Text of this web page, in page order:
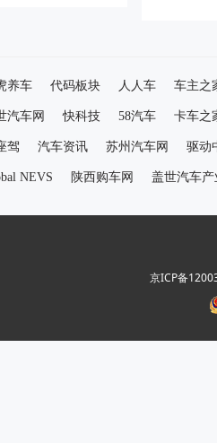
养车 代码板块 人人车 车主之
汽车网 快科技 58汽车 卡车之
驾 汽车资讯 苏州汽车网 驱动
NEVS 陕西购车网 盖世汽车
京ICP备